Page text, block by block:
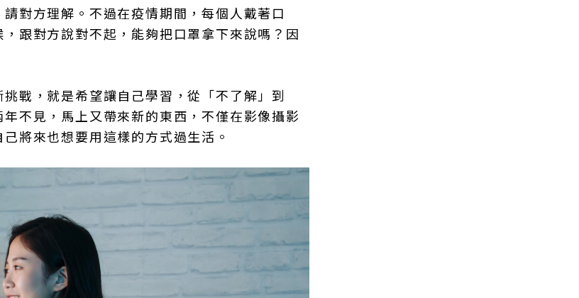
對方理解。不過在疫情期間，每個人戴著口
跟對方說對不起，能夠把口罩拿下來說嗎？因
戰，就是希望讓自己學習，從「不了解」到
不見，馬上又帶來新的東西，不僅在影像攝影
將來也想要用這樣的方式過生活。